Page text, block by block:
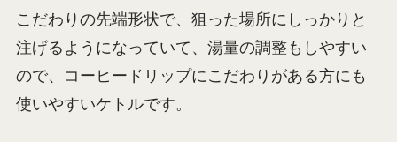
こだわりの先端形状で、狙った場所にしっかりと
注げるようになっていて、湯量の調整もしやすい
ので、コーヒードリップにこだわりがある方にも
使いやすいケトルです。